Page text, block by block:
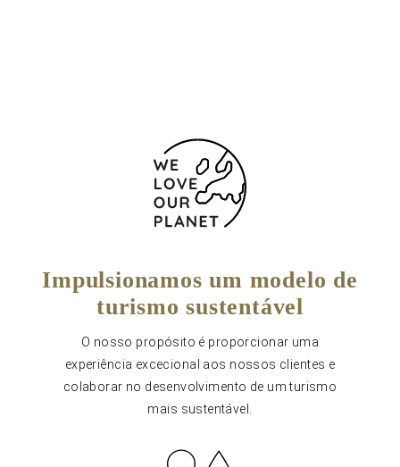
Impulsionamos um modelo de
turismo sustentável
O nosso propósito é proporcionar uma
experiência excecional aos nossos clientes e
colaborar no desenvolvimento de um turismo
mais sustentável.